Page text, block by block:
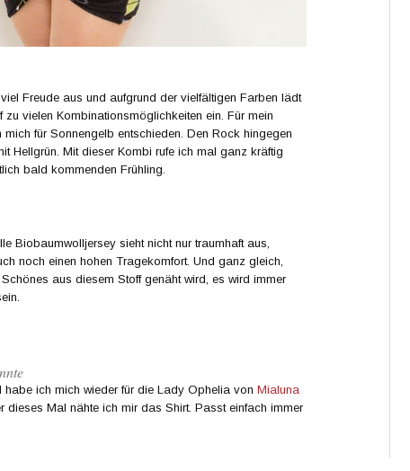
Freude aus und aufgrund der vielfältigen Farben lädt
zu vielen Kombinationsmöglichkeiten ein. Für mein
für Sonnengelb entschieden. Den Rock hingegen
Hellgrün. Mit dieser Kombi rufe ich mal ganz kräftig
bald kommenden Frühling.
Biobaumwolljersey sieht nicht nur traumhaft aus,
noch einen hohen Tragekomfort. Und ganz gleich,
aus diesem Stoff genäht wird, es wird immer
habe ich mich wieder für die Lady Ophelia von Mialuna
dieses Mal nähte ich mir das Shirt. Passt einfach immer